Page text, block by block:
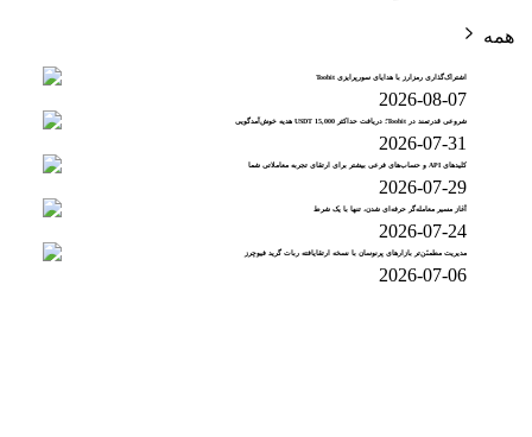
همه
اشتراک‌گذاری رمزارز با هدایای سورپرایزی Toobit
2026-08-07
شروعی قدرتمند در Toobit؛ دریافت حداکثر 15,000 USDT هدیه خوش‌آمدگویی
2026-07-31
کلیدهای API و حساب‌های فرعی بیشتر برای ارتقای تجربه معاملاتی شما
2026-07-29
آغاز مسیر معامله‌گر حرفه‌ای شدن، تنها با یک شرط
2026-07-24
مدیریت مطمئن‌تر بازارهای پرنوسان با نسخه ارتقایافته ربات گرید فیوچرز
2026-07-06